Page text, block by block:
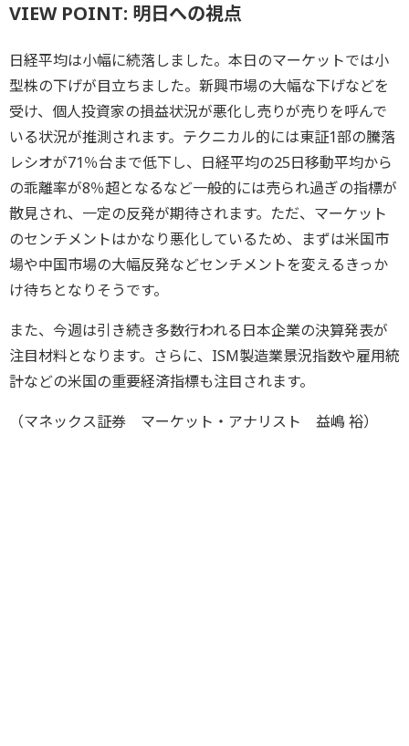
VIEW POINT: 明日への視点
日経平均は小幅に続落しました。本日のマーケットでは小
型株の下げが目立ちました。新興市場の大幅な下げなどを
受け、個人投資家の損益状況が悪化し売りが売りを呼んで
いる状況が推測されます。テクニカル的には東証1部の騰落
レシオが71％台まで低下し、日経平均の25日移動平均から
の乖離率が8％超となるなど一般的には売られ過ぎの指標が
散見され、一定の反発が期待されます。ただ、マーケット
のセンチメントはかなり悪化しているため、まずは米国市
場や中国市場の大幅反発などセンチメントを変えるきっか
け待ちとなりそうです。
また、今週は引き続き多数行われる日本企業の決算発表が
注目材料となります。さらに、ISM製造業景況指数や雇用統
計などの米国の重要経済指標も注目されます。
（マネックス証券 マーケット・アナリスト 益嶋 裕）